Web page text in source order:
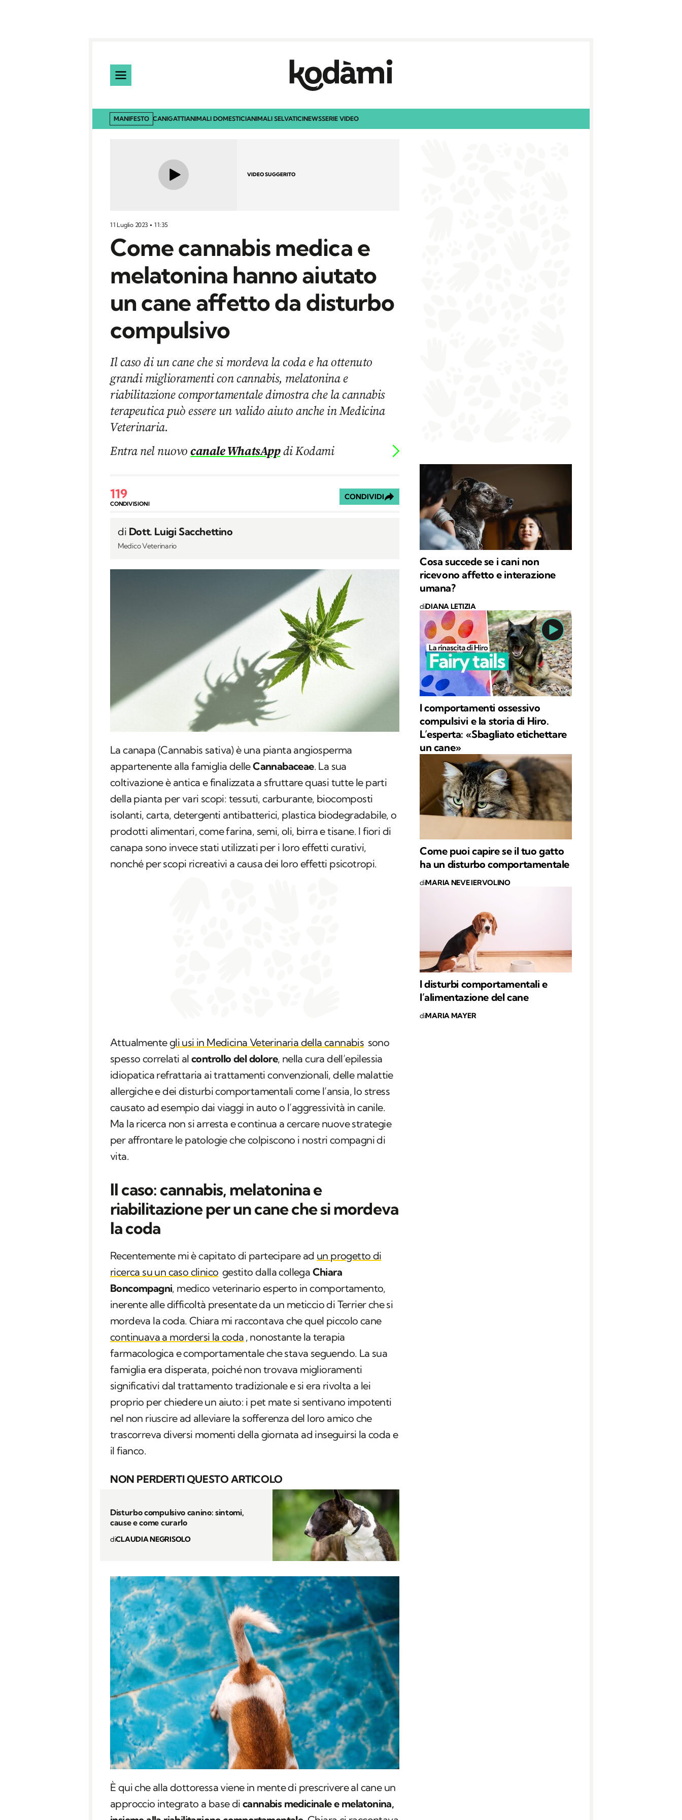
MANIFESTO CANIGATTIANIMALI DOMESTICIANIMALI SELVATICINEWSSERIE VIDEO
VIDEO SUGGERITO
11 Luglio 2023 11:35
Come cannabis medica e
melatonina hanno aiutato
un cane affetto da disturbo
compulsivo
Il caso di un cane che si mordeva la coda e ha ottenuto
grandi miglioramenti con cannabis, melatonina e
riabilitazione comportamentale dimostra che la cannabis
terapeutica può essere un valido aiuto anche in Medicina
Veterinaria.
Entra nel nuovocanale WhatsAppdi Kodami
119
CONDIVISIONI
CONDIVIDI
di Dott. Luigi Sacchettino
Medico Veterinario
La canapa (Cannabis sativa) è una pianta angiosperma
appartenente alla famiglia delleCannabaceae. La sua
coltivazione è antica e finalizzata a sfruttare quasi tutte le parti
della pianta per vari scopi: tessuti, carburante, biocomposti
isolanti, carta, detergenti antibatterici, plastica biodegradabile, o
prodotti alimentari, come farina, semi, oli, birra e tisane. I fiori di
canapa sono invece stati utilizzati per i loro effetti curativi,
nonché per scopi ricreativi a causa dei loro effetti psicotropi.
Attualmentegli usi in Medicina Veterinaria della cannabis sono
spesso correlati al controllo del dolore, nella cura dell’epilessia
idiopatica refrattaria ai trattamenti convenzionali, delle malattie
allergiche e dei disturbi comportamentali come l’ansia, lo stress
causato ad esempio dai viaggi in auto o l’aggressività in canile.
Ma la ricerca non si arresta e continua a cercare nuove strategie
per affrontare le patologie che colpiscono i nostri compagni di
vita.
Il caso: cannabis, melatonina e
riabilitazione per un cane che si mordeva
la coda
Recentemente mi è capitato di partecipare ad un progetto di
ricerca su un caso clinico gestito dalla collega Chiara
Boncompagni, medico veterinario esperto in comportamento,
inerente alle difficoltà presentate da un meticcio di Terrier che si
mordeva la coda. Chiara mi raccontava che quel piccolo cane
continuava a mordersi la coda , nonostante la terapia
farmacologica e comportamentale che stava seguendo. La sua
famiglia era disperata, poiché non trovava miglioramenti
significativi dal trattamento tradizionale e si era rivolta a lei
proprio per chiedere un aiuto: i pet mate si sentivano impotenti
nel non riuscire ad alleviare la sofferenza del loro amico che
trascorreva diversi momenti della giornata ad inseguirsi la coda e
il fianco.
NON PERDERTI QUESTO ARTICOLO
Disturbo compulsivo canino: sintomi,
cause e come curarlo
diCLAUDIA NEGRISOLO
È qui che alla dottoressa viene in mente di prescrivere al cane un
approccio integrato a base di cannabis medicinale e melatonina,
Cosa succede se i cani non
ricevono affetto e interazione
umana?
diDIANA LETIZIA
I comportamenti ossessivo
compulsivi e la storia di Hiro.
L’esperta: «Sbagliato etichettare
un cane»
Come puoi capire se il tuo gatto
ha un disturbo comportamentale
diMARIA NEVE IERVOLINO
I disturbi comportamentali e
l’alimentazione del cane
diMARIA MAYER